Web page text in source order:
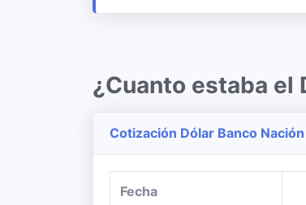
¿Cuanto estaba el
Cotización Dólar Banco
Fecha